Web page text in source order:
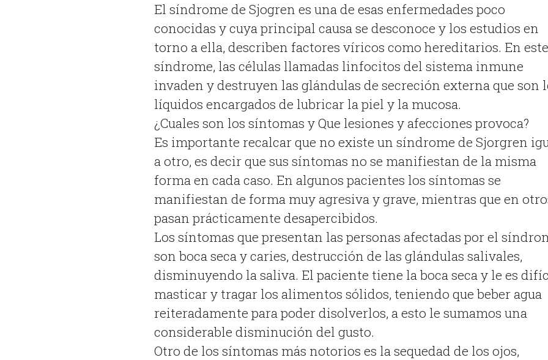
El síndrome de Sjogren es una de esas enfermedades poco
conocidas y cuya principal causa se desconoce y los estudios en
torno a ella, describen factores víricos como hereditarios. En este
síndrome, las células llamadas linfocitos del sistema inmune
invaden y destruyen las glándulas de secreción externa que son
líquidos encargados de lubricar la piel y la mucosa.
¿Cuales son los síntomas y Que lesiones y afecciones provoca?
Es importante recalcar que no existe un síndrome de Sjorgren
a otro, es decir que sus síntomas no se manifiestan de la misma
forma en cada caso. En algunos pacientes los síntomas se
manifiestan de forma muy agresiva y grave, mientras que en
pasan prácticamente desapercibidos.
Los síntomas que presentan las personas afectadas por el
son boca seca y caries, destrucción de las glándulas salivales,
disminuyendo la saliva. El paciente tiene la boca seca y le es
masticar y tragar los alimentos sólidos, teniendo que beber agua
reiteradamente para poder disolverlos, a esto le sumamos una
considerable disminución del gusto.
Otro de los síntomas más notorios es la sequedad de los ojos,